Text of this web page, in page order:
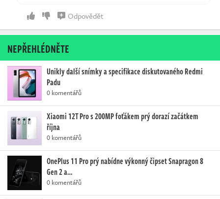
Odpovědět
NEPŘEHLÉDNĚTE
Unikly další snímky a specifikace diskutovaného Redmi
Padu
0 komentářů
Xiaomi 12T Pro s 200MP foťákem prý dorazí začátkem
října
0 komentářů
OnePlus 11 Pro prý nabídne výkonný čipset Snapragon 8
Gen 2 a…
0 komentářů